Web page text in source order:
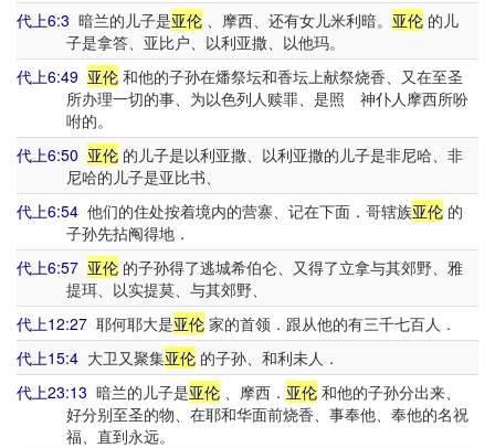
代上6:3 暗兰的儿子是亚伦 、摩西、还有女儿米利暗。 亚伦 的儿
子是拿答、亚比户、以利亚撒、以他玛。
代上6:49 亚伦 和他的子孙在燔祭坛和香坛上献祭烧香、又在至圣
所办理一切的事、为以色列人赎罪、是照 神仆人摩西所吩
咐的。
代上6:50 亚伦 的儿子是以利亚撒、以利亚撒的儿子是非尼哈、非
尼哈的儿子是亚比书、
代上6:54 他们的住处按着境内的营寨、记在下面．哥辖族亚伦 的
子孙先拈阄得地．
代上6:57 亚伦 的子孙得了逃城希伯仑、又得了立拿与其郊野、雅
提珥、以实提莫、与其郊野、
代上12:27 耶何耶大是亚伦 家的首领．跟从他的有三千七百人．
代上15:4 大卫又聚集亚伦 的子孙、和利未人．
代上23:13 暗兰的儿子是亚伦 、摩西． 亚伦 和他的子孙分出来、
好分别至圣的物、在耶和华面前烧香、事奉他、奉他的名祝
福、直到永远。